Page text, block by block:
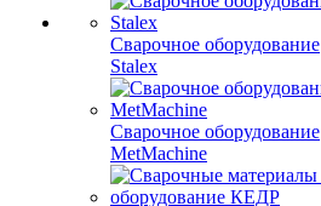
Сварочное оборудование
Stalex
Сварочное оборудование
MetMachine